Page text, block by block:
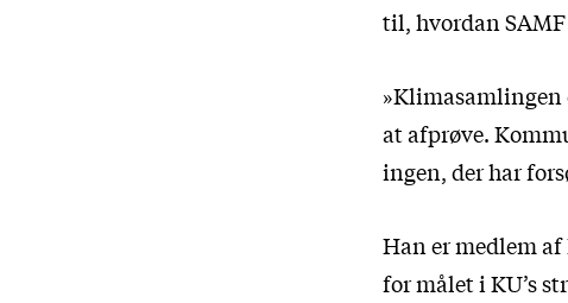
til, hvordan
at afprøve.
ingen, der har
Han er medlem
for målet i KU’s